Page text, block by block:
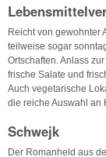
Reicht von gewohnter
teilweise sogar
Ortschaften. Anlass
frische Salate und
Auch vegetarische
die reiche Auswahl an
Schwejk
Der Romanheld aus